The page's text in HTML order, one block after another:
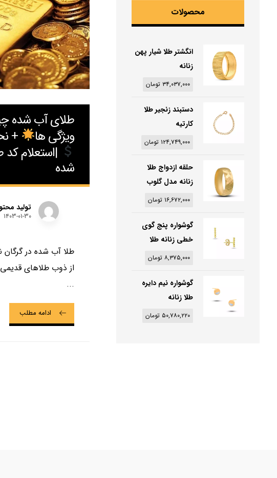
طلای آب شده
ویژگی ها
+
|استعلام
شده
تولید
۱۴۰۳-۰۱-۳۰
طلا آب شده در
از ذوب طلاهای
...
ادامه مطلب
محصولات
انگشتر طلا شیار پهن
زنانه
۳۴,۰۳۷,۰۰۰ تومان
دستبند زنجیر طلا
کارتیه
۱۲۴,۷۴۹,۰۰۰ تومان
حلقه ازدواج طلا
زنانه مدل گلوب
۱۶,۶۷۲,۰۰۰ تومان
گوشواره پنج گوی
خطی زنانه طلا
۸,۳۷۵,۰۰۰ تومان
گوشواره نیم دایره
طلا زنانه
۵۰,۷۸۰,۲۲۰ تومان